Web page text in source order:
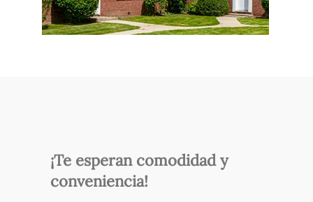
¡Te esperan comodidad y
conveniencia!